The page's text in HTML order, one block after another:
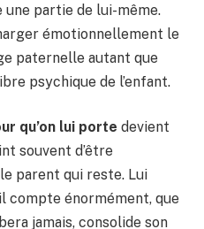
partie de lui-même.
émotionnellement le
paternelle autant que
psychique de l’enfant.
qu’on lui porte devient
souvent d’être
parent qui reste. Lui
compte énormément, que
jamais, consolide son